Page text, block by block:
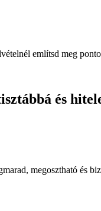
említsd meg
és
megosztható és